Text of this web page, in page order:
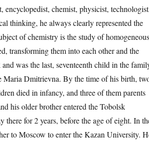
chemist, physicist,
thinking, he always clearly represented the
of chemistry is the study of homogeneous
transforming them into each other and the
was the last, seventeenth child in the
Maria Dmitrievna. By the time of his birth,
died in infancy, and three of them parents
his older brother entered the Tobolsk
for 2 years, before the age of eight. In
to Moscow to enter the Kazan University.